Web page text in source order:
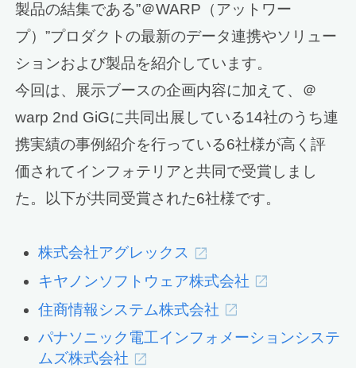
製品の結集である”＠WARP（アットワー
プ）”プロダクトの最新のデータ連携やソリュー
ションおよび製品を紹介しています。
今回は、展示ブースの企画内容に加えて、＠
warp 2nd GiGに共同出展している14社のうち連
携実績の事例紹介を行っている6社様が高く評
価されてインフォテリアと共同で受賞しまし
た。以下が共同受賞された6社様です。
株式会社アグレックス
キヤノンソフトウェア株式会社
住商情報システム株式会社
パナソニック電工インフォメーションシステ
ムズ株式会社